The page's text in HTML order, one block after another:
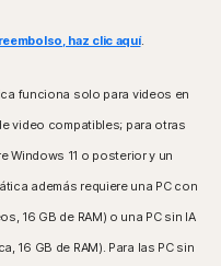
haz clic aquí.
funciona solo para videos en
video compatibles; para otras
Windows 11 o posterior y un
además requiere una PC con
16 GB de RAM) o una PC sin IA
16 GB de RAM). Para las PC sin